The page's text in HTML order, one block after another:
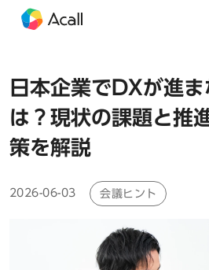
日本企業でDXが進ま
は？現状の課題と推
策を解説
2026-06-03 会議ヒント